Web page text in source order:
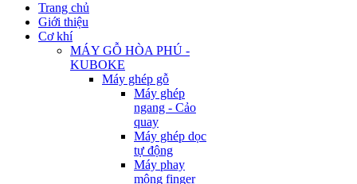
Trang chủ
Giới thiệu
Cơ khí
MÁY GỖ HÒA PHÚ -
KUBOKE
Máy ghép gỗ
Máy ghép
ngang - Cảo
quay
Máy ghép dọc
tự động
Máy phay
mộng finger